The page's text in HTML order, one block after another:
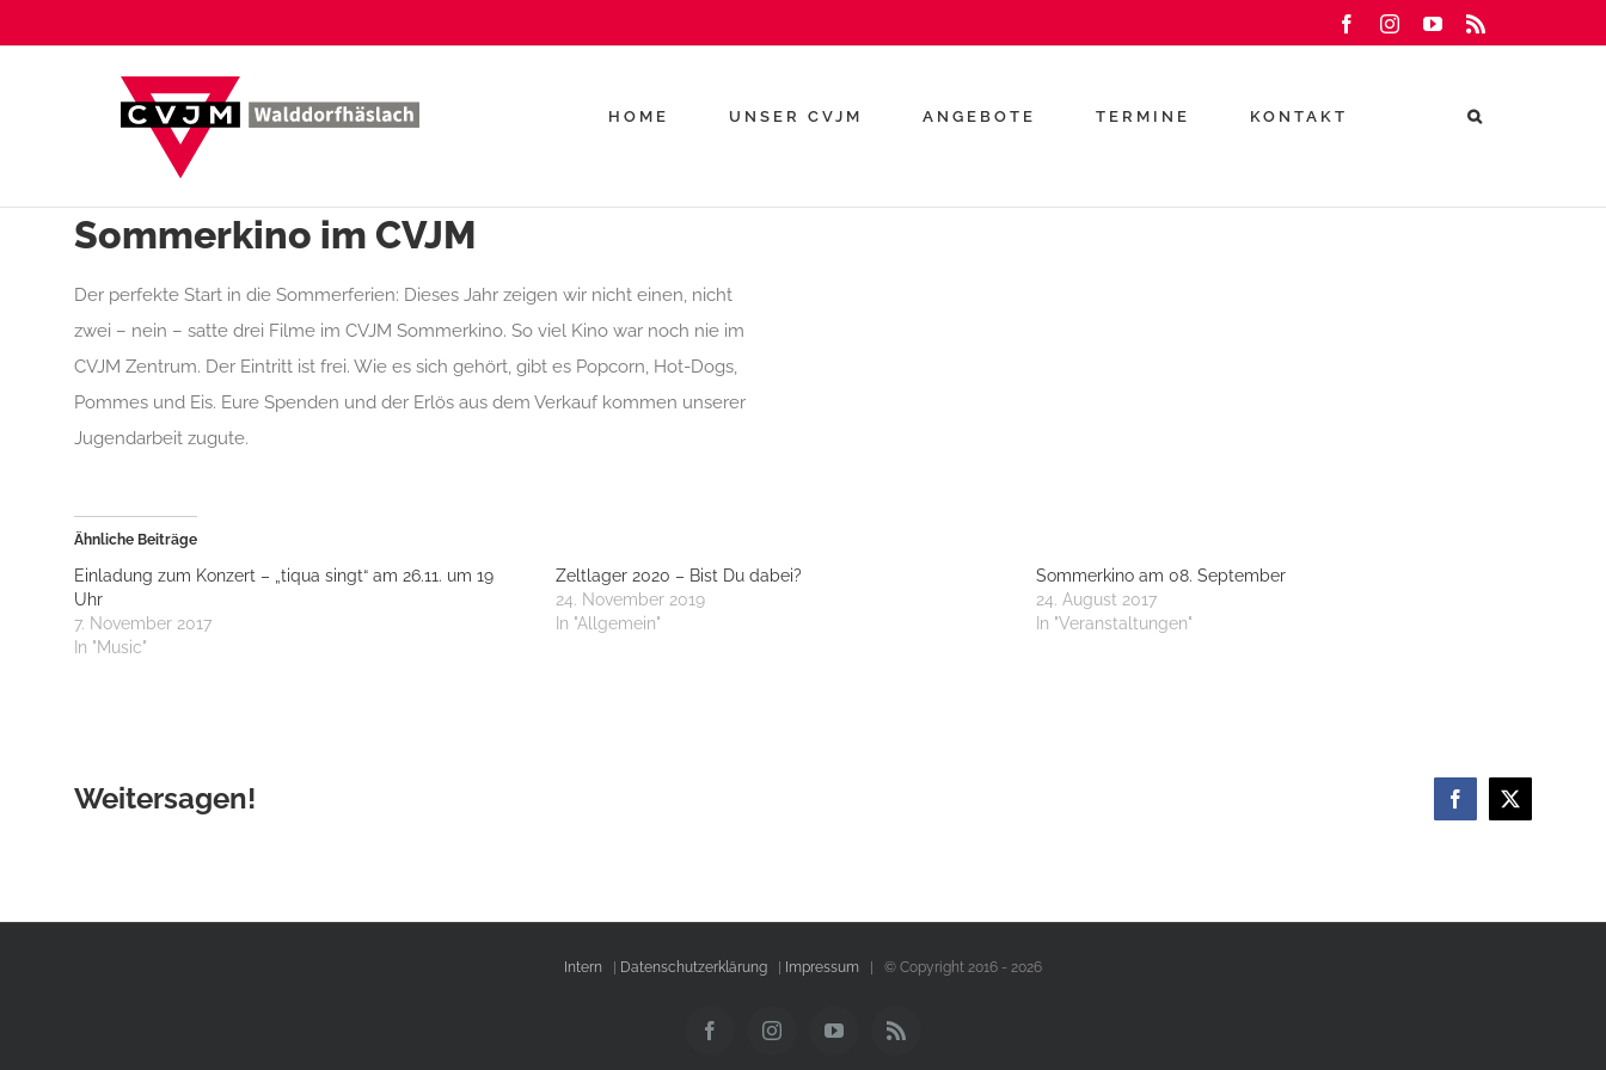
Inhalt
FacebookInstagramYouTube
HOME UNSER CVJM ANGEBOTE TERMINE KONTAKT
Sommerkino im CVJM
Der perfekte Start in die Sommerferien: Dieses Jahr zeigen wir nicht einen, nicht
zwei – nein – satte drei Filme im CVJM Sommerkino. So viel Kino war noch nie im
CVJM Zentrum. Der Eintritt ist frei. Wie es sich gehört, gibt es Popcorn, Hot-Dogs,
Pommes und Eis. Eure Spenden und der Erlös aus dem Verkauf kommen unserer
Jugendarbeit zugute.
Ähnliche Beiträge
Einladung zum Konzert – „tiqua singt“ am 26.11. um 19
Uhr
7. November 2017
In "Music"
Zeltlager 2020 – Bist Du dabei?
24. November 2019
In "Allgemein"
Sommerkino am 08. September
24. August 2017
In "Veranstaltungen"
Weitersagen! Facebook
X
Intern | Datenschutzerklärung | Impressum | © Copyright 2016 - 2026
FacebookInstagramYouTubeRss